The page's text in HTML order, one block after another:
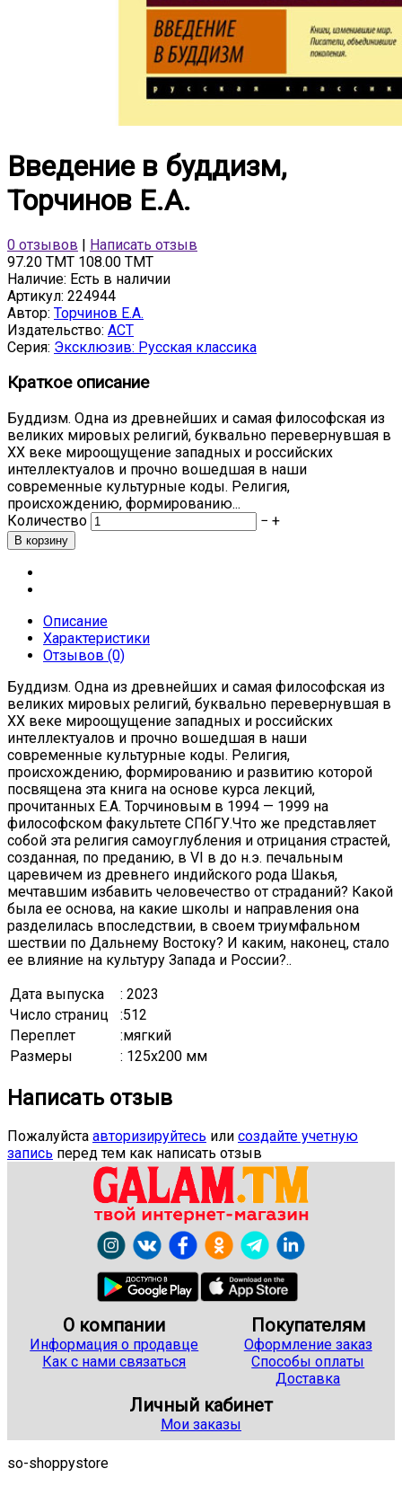
Введение в буддизм,
Торчинов Е.А.
0 отзывов
Написать отзыв
97.20 TMT 108.00 TMT
Наличие: Есть в наличии
Артикул: 224944
Автор: Торчинов Е.А.
Издательство: АСТ
Серия: Эксклюзив: Русская классика
Краткое описание
Буддизм. Одна из древнейших и самая философская из
великих мировых религий, буквально перевернувшая в
ХХ веке мироощущение западных и российских
интеллектуалов и прочно вошедшая в наши
современные культурные коды. Религия,
происхождению, формированию...
Количество
− +
Описание
Характеристики
Отзывов (0)
Буддизм. Одна из древнейших и самая философская из
великих мировых религий, буквально перевернувшая в
ХХ веке мироощущение западных и российских
интеллектуалов и прочно вошедшая в наши
современные культурные коды. Религия,
происхождению, формированию и развитию которой
посвящена эта книга на основе курса лекций,
прочитанных Е.А. Торчиновым в 1994 — 1999 на
философском факультете СПбГУ.Что же представляет
собой эта религия самоуглубления и отрицания страстей,
созданная, по преданию, в VI в до н.э. печальным
царевичем из древнего индийского рода Шакья,
мечтавшим избавить человечество от страданий? Какой
была ее основа, на какие школы и направления она
разделилась впоследствии, в своем триумфальном
шествии по Дальнему Востоку? И каким, наконец, стало
ее влияние на культуру Запада и России?..
Дата выпуска
: 2023
Число страниц
:512
Переплет
:мягкий
Размеры
: 125x200 мм
Написать отзыв
Пожалуйста авторизируйтесь или создайте учетную
запись перед тем как написать отзыв
О компании
Информация о продавце
Как с нами связаться
Покупателям
Оформление заказ
Способы оплаты
Доставка
Личный кабинет
Мои заказы
so-shoppystore